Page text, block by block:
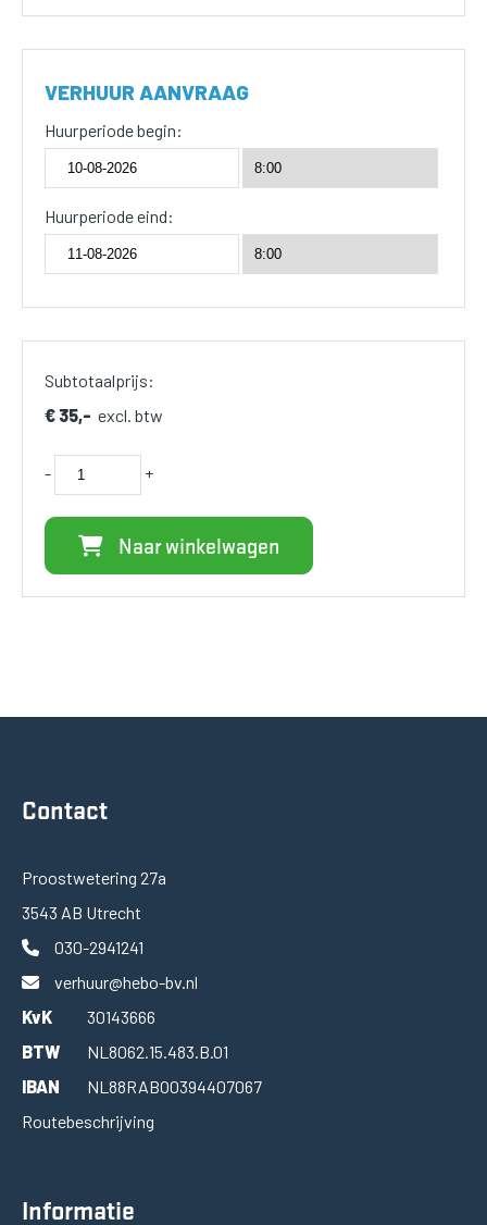
VERHUUR AANVRAAG
Huurperiode begin:
Huurperiode eind:
Subtotaalprijs:
€ 35,- excl. btw
- +
Naar winkelwagen
Contact
Proostwetering 27a
3543 AB Utrecht
030-2941241
verhuur@hebo-bv.nl
KvK
30143666
BTW
NL8062.15.483.B.01
IBAN
NL88RABO0394407067
Routebeschrijving
Informatie